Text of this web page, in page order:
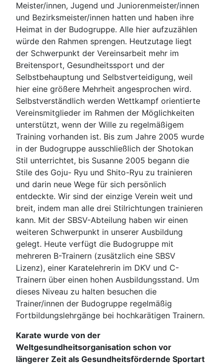
Meister/innen, Jugend und Juniorenmeister/innen
und Bezirksmeister/innen hatten und haben ihre
Heimat in der Budogruppe. Alle hier aufzuzählen
würde den Rahmen sprengen. Heutzutage liegt
der Schwerpunkt der Vereinsarbeit mehr im
Breitensport, Gesundheitssport und der
Selbstbehauptung und Selbstverteidigung, weil
hier eine größere Mehrheit angesprochen wird.
Selbstverständlich werden Wettkampf orientierte
Vereinsmitglieder im Rahmen der Möglichkeiten
unterstützt, wenn der Wille zu regelmäßigem
Training vorhanden ist. Bis zum Jahre 2005 wurde
in der Budogruppe ausschließlich der Shotokan
Stil unterrichtet, bis Susanne 2005 begann die
Stile des Goju- Ryu und Shito-Ryu zu trainieren
und darin neue Wege für sich persönlich
entdeckte. Wir sind der einzige Verein weit und
breit, indem man alle drei Stilrichtungen trainieren
kann. Mit der SBSV-Abteilung haben wir einen
weiteren Schwerpunkt in unserer Ausbildung
gelegt. Heute verfügt die Budogruppe mit
mehreren B-Trainern (zusätzlich eine SBSV
Lizenz), einer Karatelehrerin im DKV und C-
Trainern über einen hohen Ausbildungsstand. Um
dieses Niveau zu halten besuchen die
Trainer/innen der Budogruppe regelmäßig
Fortbildungslehrgänge bei hochkarätigen Trainern.
Karate wurde von der
Weltgesundheitsorganisation schon vor
längerer Zeit als Gesundheitsfördernde Sportart